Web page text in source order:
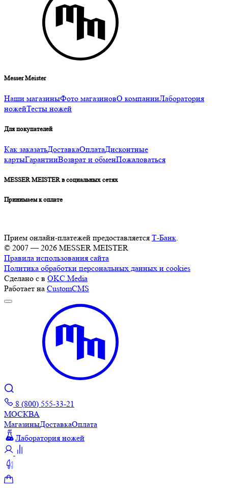
Messer Meister
Наши магазиныФото магазиновО компанииЛаборатория
ножейТесты ножей
Для покупателей
Как заказатьДоставкаОплатаДисконтные
картыГарантииВозврат и обменПожаловаться
MESSER MEISTER в социальных сетях
Принимаем к оплате
Прием онлайн-платежей предоставляется Т-Банк
© 2007 — 2026 MESSER MEISTER
Правила использования сайта
Политика обработки персональных данных и cookies
Сделано с в OKC.Media
Работает на CustomCMS
8 (800) 555-33-21
МОСКВА
МагазиныДоставкаОплата
Лаборатория ножей